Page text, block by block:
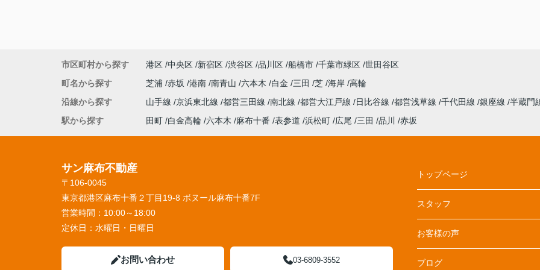
市区町村から探す 港区 中央区 新宿区 渋谷区 品川区 船橋市 千葉市緑区 世田谷区
町名から探す
芝浦 赤坂 港南 南青山 六本木 白金 三田 芝 海岸 高輪
沿線から探す
山手線 京浜東北線 都営三田線 南北線 都営大江戸線 日比谷線 都営浅草線 千代田線 銀座線 半蔵門
駅から探す
田町 白金高輪 六本木 麻布十番 表参道 浜松町 広尾 三田 品川 赤坂
サン麻布不動産
〒106-0045
東京都港区麻布十番２丁目19-8 ボヌール麻布十番7F
営業時間： 10:00～18:00
定休日： 水曜日・日曜日
お問い合わせ 03-6809-3552
トップページ
スタッフ
お客様の声
ブログ